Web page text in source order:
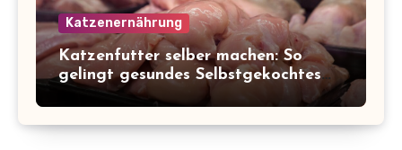
Katzenernährung
Katzenfutter selber machen: So
gelingt gesundes Selbstgekochtes
für deine Katze